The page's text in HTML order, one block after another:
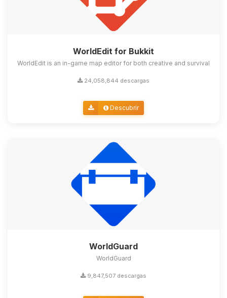
WorldEdit for Bukkit
WorldEdit is an in-game map editor for both creative and survival
24,058,844 descargas
Descubrir
WorldGuard
WorldGuard
9,847,507 descargas